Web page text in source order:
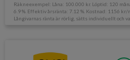
Räkneexempel: Låna: 100.000 kr. Löptid: 120
6.9 %. Effektiv årsränta: 7.12 %. Kostnad: 1156 kr/
Långivarnas ränta är rörlig, sätts individuellt och